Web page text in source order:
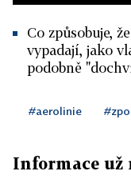
Co způsobuje,
vypadají, jako
podobně
#aerolinie
Informace už